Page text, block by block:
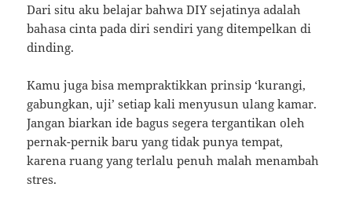
Dari situ aku belajar bahwa DIY sejatinya adalah
bahasa cinta pada diri sendiri yang ditempelkan di
dinding.
Kamu juga bisa mempraktikkan prinsip ‘kurangi,
gabungkan, uji’ setiap kali menyusun ulang kamar.
Jangan biarkan ide bagus segera tergantikan oleh
pernak-pernik baru yang tidak punya tempat,
karena ruang yang terlalu penuh malah menambah
stres.